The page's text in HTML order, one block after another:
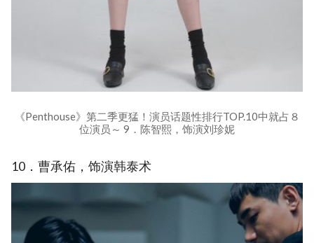
《Penthouse》第二季更猛！演员话题性排行TOP.10中就占８
位演员～ 9．陈智熙，饰演刘珍妮
10．曹承佑，饰演韩泰术